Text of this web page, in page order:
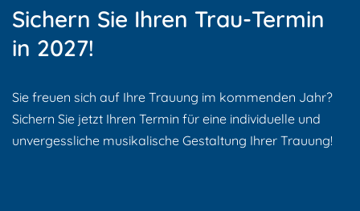
Sichern Sie Ihren Trau-Termin
in 2027!
Sie freuen sich auf Ihre Trauung im kommenden Jahr?
Sichern Sie jetzt Ihren Termin für eine individuelle und
unvergessliche musikalische Gestaltung Ihrer Trauung!